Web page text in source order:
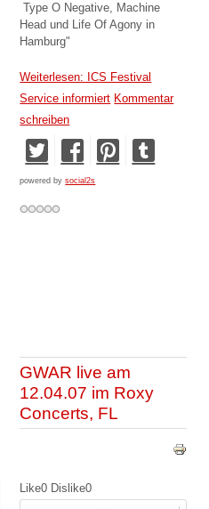
Type O Negative, Machine
Head und Life Of Agony in
Hamburg"
Weiterlesen: ICS Festival
Service informiert Kommentar
schreiben
powered bysocial2s
GWAR live am
12.04.07 im Roxy
Concerts, FL
Like0 Dislike0